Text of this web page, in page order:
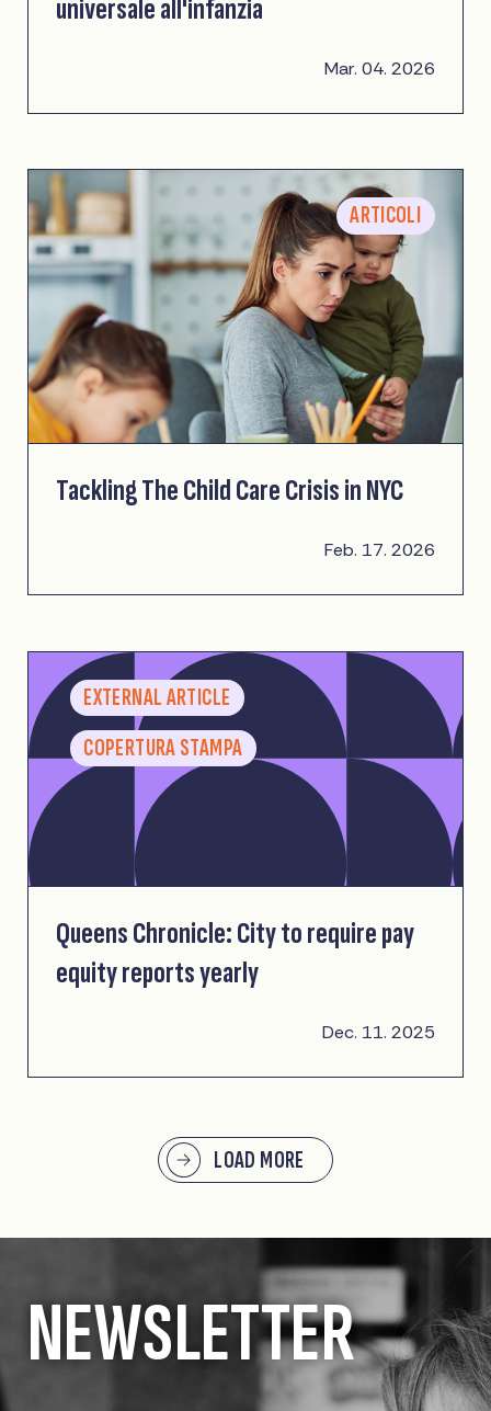
universale all'infanzia
Mar. 04. 2026
ARTICOLI
Tackling The Child Care Crisis in NYC
Feb. 17. 2026
EXTERNAL ARTICLE
COPERTURA STAMPA
Queens Chronicle: City to require pay
equity reports yearly
Dec. 11. 2025
LOAD MORE
NEWSLETTER